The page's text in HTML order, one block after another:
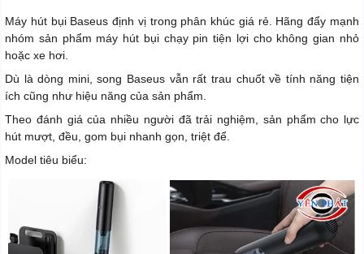
Máy hút bụi Baseus định vị trong phân khúc giá rẻ. Hãng đẩy mạnh
nhóm sản phẩm máy hút bụi chạy pin tiện lợi cho không gian nhỏ
hoặc xe hơi.
Dù là dòng mini, song Baseus vẫn rất trau chuốt về tính năng tiện
ích cũng như hiệu năng của sản phẩm.
Theo đánh giá của nhiều người đã trải nghiệm, sản phẩm cho lực
hút mượt, đều, gom bụi nhanh gọn, triệt để.
Model tiêu biểu: